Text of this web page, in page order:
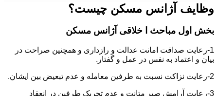
وظایف آژانس مسکن چیست؟
بخش اول مباحث ا خلاقی آژانس مسکن
1-رعایت صداقت امانت عدالت و رازداری و همچنین صراحت در
بیان و اعتماد به نفس در عمل و گفتار.
2-رعایت نزاکت نسبت به طرفین معامله و عدم تبعیض بین ایشان.
3-رعایت آرامش صبر متانت و عدم تحریک طرفین در انعقاد